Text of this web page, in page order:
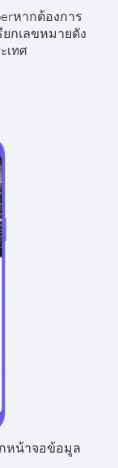
หากต้องการ
กเลขหมายดัง
เทศ
หน้าจอข้อมูล